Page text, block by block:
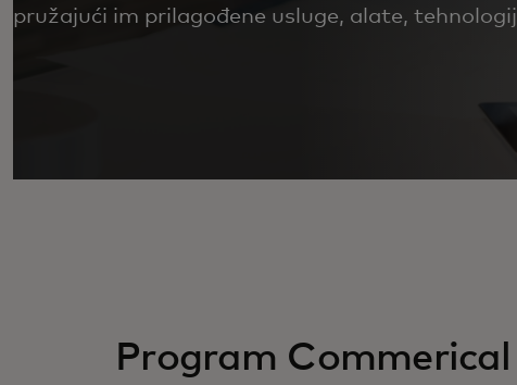
pružajući im prilagođene usluge, alate,
Program